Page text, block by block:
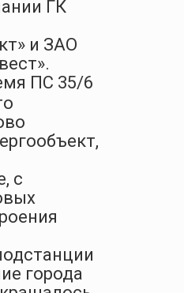
ГК
и ЗАО
ПС 35/6
с
города